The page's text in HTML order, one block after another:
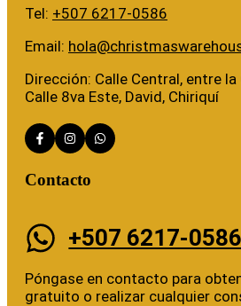
Tel: +507 6217-0586
Email:
Dirección: Calle Central, entre
Calle 8va Este, David, Chiriquí
Contacto
+507 6217-0586
Póngase en contacto para
gratuito o realizar cualquier